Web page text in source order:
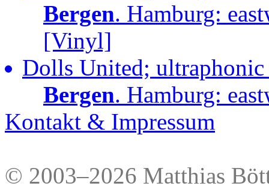
Bergen. Hamburg:
[Vinyl]
Dolls United;
Bergen. Hamburg:
Kontakt & Impressum
© 2003–2026 Matthias